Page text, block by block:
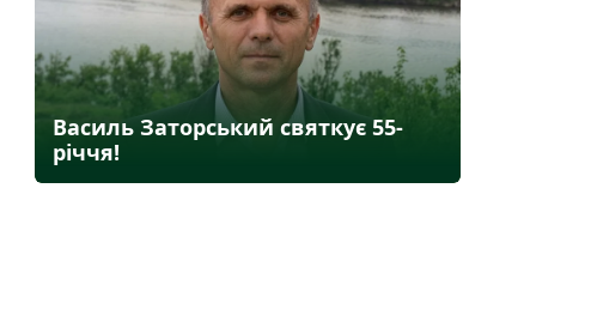
Василь Заторський святкує 55-
річчя!